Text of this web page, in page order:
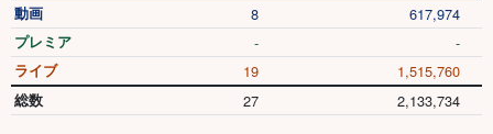
動画
8 617,974
プレミア - -
ライブ 19 1,515,760
総数 27 2,133,734